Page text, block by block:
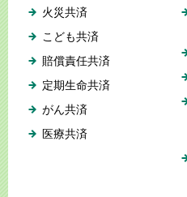
火災共済
こども共済
賠償責任共済
定期生命共済
がん共済
医療共済